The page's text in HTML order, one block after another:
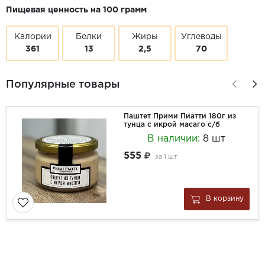
Пищевая ценность на 100 грамм
Калории
361
Белки
13
Жиры
2,5
Углеводы
70
Популярные товары
Паштет Прими Пиатти 180г из
тунца с икрой масаго с/б
В наличии:8 шт
555
за 1 шт
В корзину